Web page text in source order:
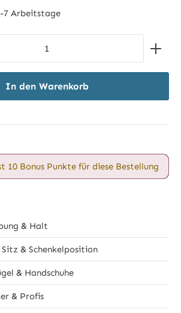
7 Arbeitstage
Gib den gewünschten Wert ein
In den Warenkorb
10 Bonus Punkte für diese Bestellung
& Halt
& Schenkelposition
& Handschuhe
& Profis